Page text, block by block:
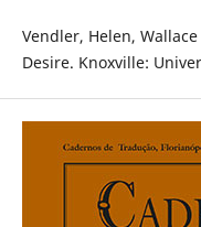
Vendler, Helen,
Desire. Knoxville: